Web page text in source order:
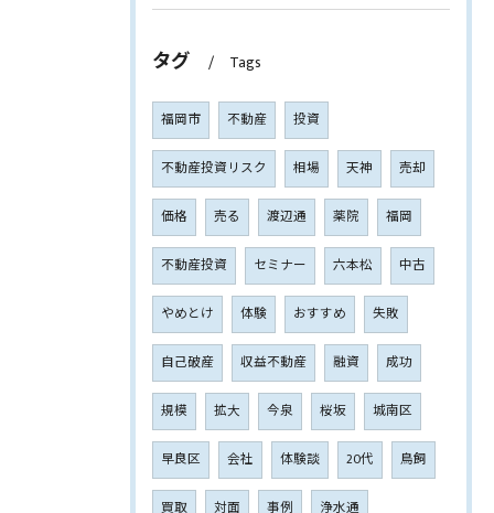
タグ Tags
福岡市 不動産 投資
不動産投資リスク 相場 天神 売却
価格 売る 渡辺通 薬院 福岡
不動産投資 セミナー 六本松 中古
やめとけ 体験 おすすめ 失敗
自己破産 収益不動産 融資 成功
規模 拡大 今泉 桜坂 城南区
早良区 会社 体験談 20代 鳥飼
買取 対面 事例 浄水通